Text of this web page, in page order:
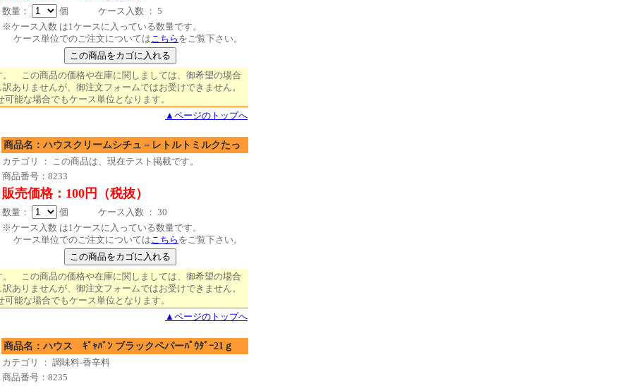
数量：
個 ケース入数 ： 5
※ケース入数 は1ケースに入っている数量です。
ケース単位でのご注文についてはこちら をご覧下さい。
。 この商品の価格や在庫に関しましては、御希望の場合
ありませんが、御注文フォームではお受けできません。
能な場合でもケース単位となります。
▲ページのトップへ
商品名：ハウスクリームシチュ－レトルトミルクたっ
カテゴリ ： この商品は、現在テスト掲載です。
商品番号：8233
販売価格：100円（税抜）
数量：
個 ケース入数 ： 30
※ケース入数 は1ケースに入っている数量です。
ケース単位でのご注文についてはこちら をご覧下さい。
。 この商品の価格や在庫に関しましては、御希望の場合
ありませんが、御注文フォームではお受けできません。
能な場合でもケース単位となります。
▲ページのトップへ
商品名：ハウス ｷﾞｬﾊﾞﾝ ブラックペパーﾊﾟｳﾀﾞｰ21ｇ
カテゴリ ： 調味料-香辛料
商品番号：8235